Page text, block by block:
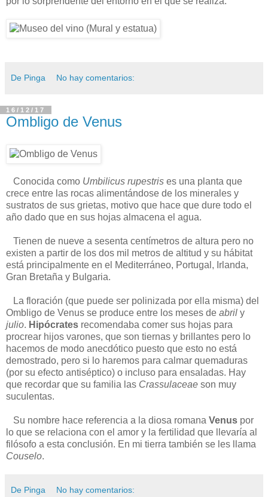
De Pinga No hay comentarios:
16/12/17
Ombligo de Venus
Conocida como Umbilicus rupestris es una planta que
crece entre las rocas alimentándose de los minerales y
sustratos de sus grietas, motivo que hace que dure todo el
año dado que en sus hojas almacena el agua.
Tienen de nueve a sesenta centímetros de altura pero no
existen a partir de los dos mil metros de altitud y su hábitat
está principalmente en el Mediterráneo, Portugal, Irlanda,
Gran Bretaña y Bulgaria.
La floración (que puede ser polinizada por ella misma) del
Ombligo de Venus se produce entre los meses de abril y
julio. Hipócrates recomendaba comer sus hojas para
procrear hijos varones, que son tiernas y brillantes pero lo
hacemos de modo anecdótico puesto que esto no está
demostrado, pero si lo haremos para calmar quemaduras
(por su efecto antiséptico) o incluso para ensaladas. Hay
que recordar que su familia las Crassulaceae son muy
suculentas.
Su nombre hace referencia a la diosa romana Venus por
lo que se relaciona con el amor y la fertilidad que llevaría al
filósofo a esta conclusión. En mi tierra también se les llama
Couselo.
De Pinga No hay comentarios: